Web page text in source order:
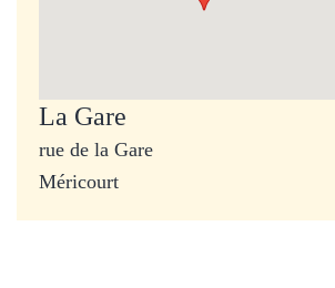
La Gare
rue de la Gare
Méricourt